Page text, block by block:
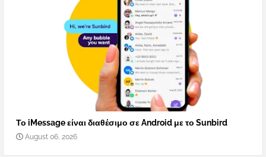
Το iMessage είναι διαθέσιμο σε Android με το Sunbird
August 06, 2026